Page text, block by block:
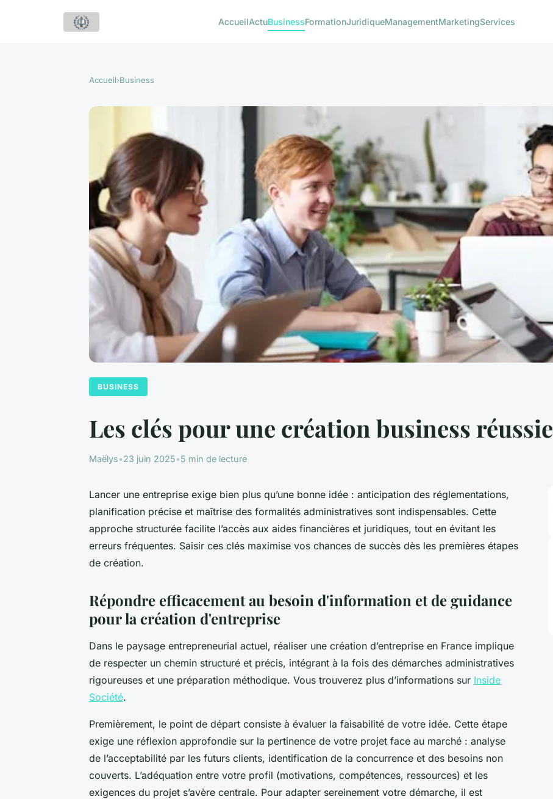
AccueilActuBusinessFormationJuridiqueManagementMarketingServices
Accueil›Business
BUSINESS
Les clés pour une création business réussie
Maëlys•23 juin 2025•5 min de lecture
Lancer une entreprise exige bien plus qu’une bonne idée : anticipation des réglementations,
planification précise et maîtrise des formalités administratives sont indispensables. Cette
approche structurée facilite l’accès aux aides financières et juridiques, tout en évitant les
erreurs fréquentes. Saisir ces clés maximise vos chances de succès dès les premières étapes
de création.
Répondre efficacement au besoin d'information et de guidance
pour la création d'entreprise
Dans le paysage entrepreneurial actuel, réaliser une création d’entreprise en France implique
de respecter un chemin structuré et précis, intégrant à la fois des démarches administratives
rigoureuses et une préparation méthodique. Vous trouverez plus d’informations sur Inside
Société.
Premièrement, le point de départ consiste à évaluer la faisabilité de votre idée. Cette étape
exige une réflexion approfondie sur la pertinence de votre projet face au marché : analyse
de l’acceptabilité par les futurs clients, identification de la concurrence et des besoins non
couverts. L’adéquation entre votre profil (motivations, compétences, ressources) et les
exigences du projet s’avère centrale. Pour adapter sereinement votre démarche, il est